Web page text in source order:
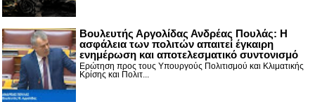
Βουλευτής Αργολίδας Ανδρέας Πουλάς: Η
ασφάλεια των πολιτών απαιτεί έγκαιρη
ενημέρωση και αποτελεσματικό συντονισμό
Ερώτηση προς τους Υπουργούς Πολιτισμού και Κλιματικής
Κρίσης και Πολιτ...